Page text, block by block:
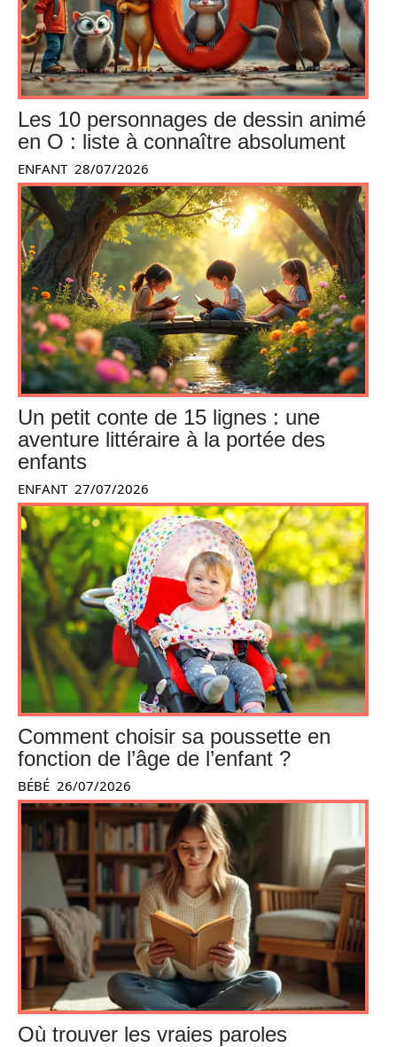
Les 10 personnages de dessin animé
en O : liste à connaître absolument
ENFANT 28/07/2026
Un petit conte de 15 lignes : une
aventure littéraire à la portée des
enfants
ENFANT 27/07/2026
Comment choisir sa poussette en
fonction de l’âge de l’enfant ?
BÉBÉ 26/07/2026
Où trouver les vraies paroles